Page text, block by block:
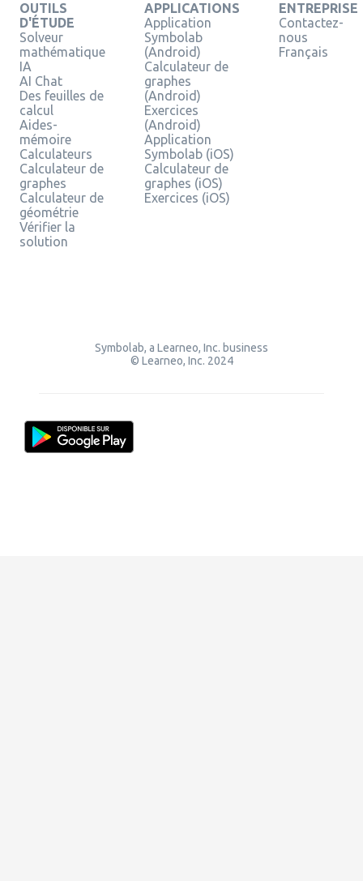
OUTILS
D'ÉTUDE
Solveur
mathématique
IA
AI Chat
Des feuilles de
calcul
Aides-
mémoire
Calculateurs
Calculateur de
graphes
Calculateur de
géométrie
Vérifier la
solution
APPLICATIONS
Application
Symbolab
(Android)
Calculateur de
graphes
(Android)
Exercices
(Android)
Application
Symbolab (iOS)
Calculateur de
graphes (iOS)
Exercices (iOS)
ENTREPRISE
Contactez-
nous
Français
Symbolab, a Learneo, Inc. business
© Learneo, Inc. 2024